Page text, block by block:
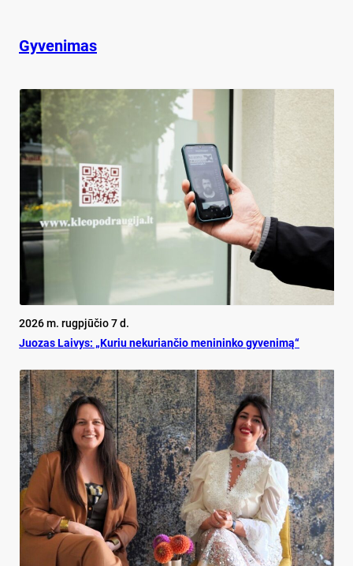
Gyvenimas
2026 m. rugpjūčio 7 d.
Juo­zas Lai­vys: „Ku­riu ne­ku­rian­čio me­ni­nin­ko gy­ve­ni­mą“